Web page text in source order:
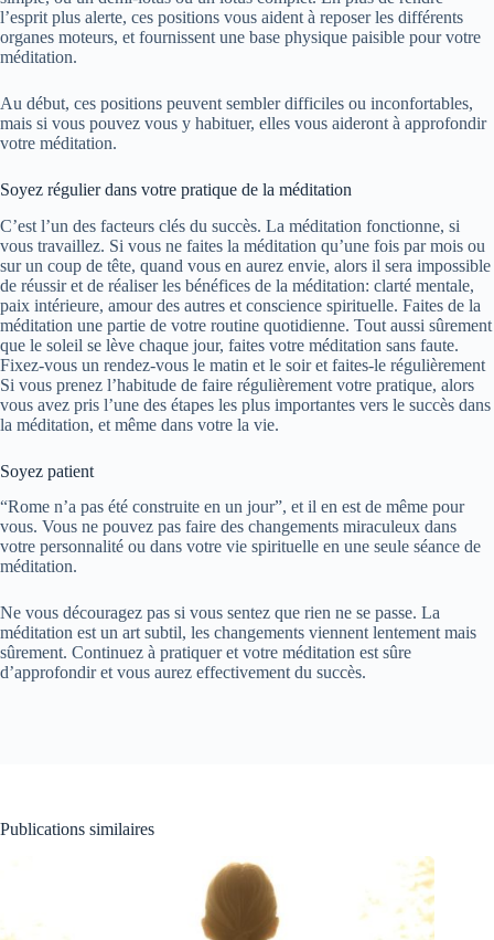
l’esprit plus alerte, ces positions vous aident à reposer les différents
organes moteurs, et fournissent une base physique paisible pour votre
méditation.
Au début, ces positions peuvent sembler difficiles ou inconfortables,
mais si vous pouvez vous y habituer, elles vous aideront à approfondir
votre méditation.
Soyez régulier dans votre pratique de la méditation
C’est l’un des facteurs clés du succès. La méditation fonctionne, si
vous travaillez. Si vous ne faites la méditation qu’une fois par mois ou
sur un coup de tête, quand vous en aurez envie, alors il sera impossible
de réussir et de réaliser les bénéfices de la méditation: clarté mentale,
paix intérieure, amour des autres et conscience spirituelle. Faites de la
méditation une partie de votre routine quotidienne. Tout aussi sûrement
que le soleil se lève chaque jour, faites votre méditation sans faute.
Fixez-vous un rendez-vous le matin et le soir et faites-le régulièrement
Si vous prenez l’habitude de faire régulièrement votre pratique, alors
vous avez pris l’une des étapes les plus importantes vers le succès dans
la méditation, et même dans votre la vie.
Soyez patient
“Rome n’a pas été construite en un jour”, et il en est de même pour
vous. Vous ne pouvez pas faire des changements miraculeux dans
votre personnalité ou dans votre vie spirituelle en une seule séance de
méditation.
Ne vous découragez pas si vous sentez que rien ne se passe. La
méditation est un art subtil, les changements viennent lentement mais
sûrement. Continuez à pratiquer et votre méditation est sûre
d’approfondir et vous aurez effectivement du succès.
Publications similaires